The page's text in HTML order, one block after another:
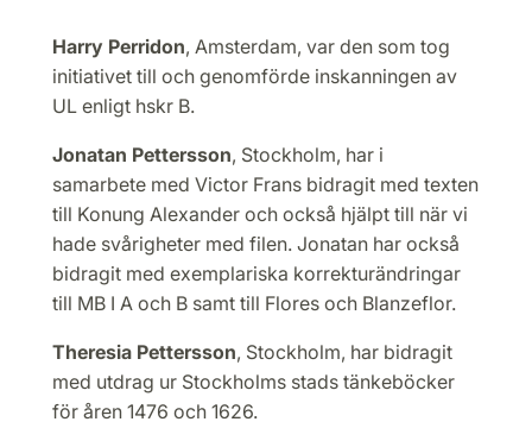
Harry Perridon, Amsterdam, var den som tog
initiativet till och genomförde inskanningen av
UL enligt hskr B.
Jonatan Pettersson, Stockholm, har i
samarbete med Victor Frans bidragit med texten
till Konung Alexander och också hjälpt till när vi
hade svårigheter med filen. Jonatan har också
bidragit med exemplariska korrekturändringar
till MB I A och B samt till Flores och Blanzeflor.
Theresia Pettersson, Stockholm, har bidragit
med utdrag ur Stockholms stads tänkeböcker
för åren 1476 och 1626.